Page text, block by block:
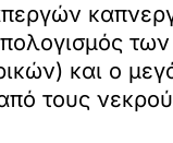
και ο
τους